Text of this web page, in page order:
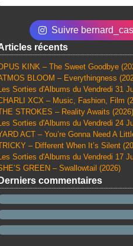
Suivre
récents
KINK – The Sweet Goodbye
BLOOM – Everythingness
Sorties d'Albums du Vendredi 31
XCX – Music, Fashion, Film
STROKES – Reality Awaits (2026)
Sorties d'Albums du Vendredi 24
ACT – You’re Gonna Need A
– Different When It’s Silent
Sorties d'Albums du Vendredi 17
GREEN – Swallowtail (2026)
Derniers commentaires